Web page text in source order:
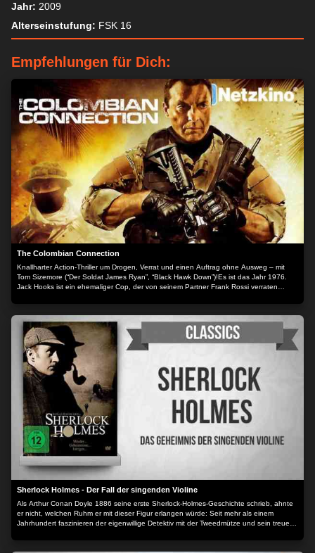
Jahr: 2009
Alterseinstufung: FSK 16
Empfehlungen für Dich:
The Colombian Connection
Knallharter Action-Thriller um Drogen, Verrat und einen Auftrag ohne Ausweg – mit
Tom Sizemore (“Der Soldat James Ryan”, “Black Hawk Down”)!Es ist das Jahr 1976.
Jack Hooks ist ein ehemaliger Cop, der von seinem Partner Frank Rossi verraten
DEA jedoch weiß, dass er zu Unrecht verurteilt wurde und bietet ihm einen Deal an: Er
wird begnadigt, wenn er dabei hilft, seinen alten Freund Frank bei dessen
Drogengeschäften auffliegen zu lassen. Dass es sich bei diesem Deal um ein „Do-or-
Die“-Job handelt ist allen bewusst, denn die Drogenmafia versteht keinen Spaß. Um
das Vertrauen des ebenso mächtigen wie gewalttätigen Drogenboss Carlos Huerta zu
gewinnen muss Jack eine Ladung Drogen durch die Meerenge zwischen Kuba und
Yucatan, genannt „The Eye“, bringen. Hier sind die Polizei und das Militär stets
präsent. Jack nimmt das Risiko auf sich, denn Carlos versorgt Frank mit Drogen und
wird somit zum Ziel für Jacks Auftrag. Aber die Gangster kommen ihm auf die Schliche
und ihm bleibt nur noch die Flucht in den mexikanischen Dschungel…Action on Film
International Film Festival USA 2011 – Best Director, Best Supporting Actor Der Inhalt
wird bereitgestellt von: PLAION PICTURES GmbH, Lochhamer Str. 9, 82152
Planegg/München
Sherlock Holmes - Der Fall der singenden Violine
Als Arthur Conan Doyle 1886 seine erste Sherlock-Holmes-Geschichte schrieb, ahnte
er nicht, welchen Ruhm er mit dieser Figur erlangen würde: Seit mehr als einem
Jahrhundert faszinieren der eigenwillige Detektiv mit der Tweedmütze und sein treuer